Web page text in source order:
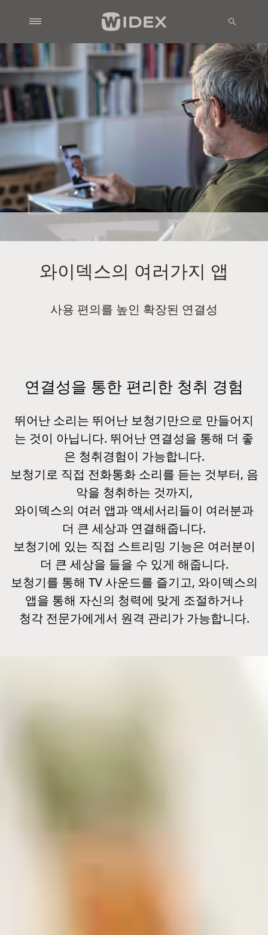
와이덱스의 여러가지 앱
사용 편의를 높인 확장된 연결성
연결성을 통한 편리한 청취 경험
뛰어난 소리는 뛰어난 보청기만으로 만들어지
는 것이 아닙니다. 뛰어난 연결성을 통해 더 좋
은 청취경험이 가능합니다.
보청기로 직접 전화통화 소리를 듣는 것부터, 음
악을 청취하는 것까지,
와이덱스의 여러 앱과 액세서리들이 여러분과
더 큰 세상과 연결해줍니다.
보청기에 있는 직접 스트리밍 기능은 여러분이
더 큰 세상을 들을 수 있게 해줍니다.
보청기를 통해 TV 사운드를 즐기고, 와이덱스의
앱을 통해 자신의 청력에 맞게 조절하거나
청각 전문가에게서 원격 관리가 가능합니다.